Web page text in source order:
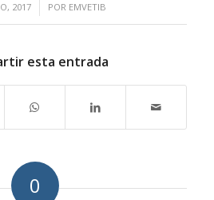
2017 POR EMVETIB
esta entrada
0